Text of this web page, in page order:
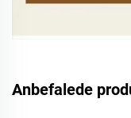
Anbefalede